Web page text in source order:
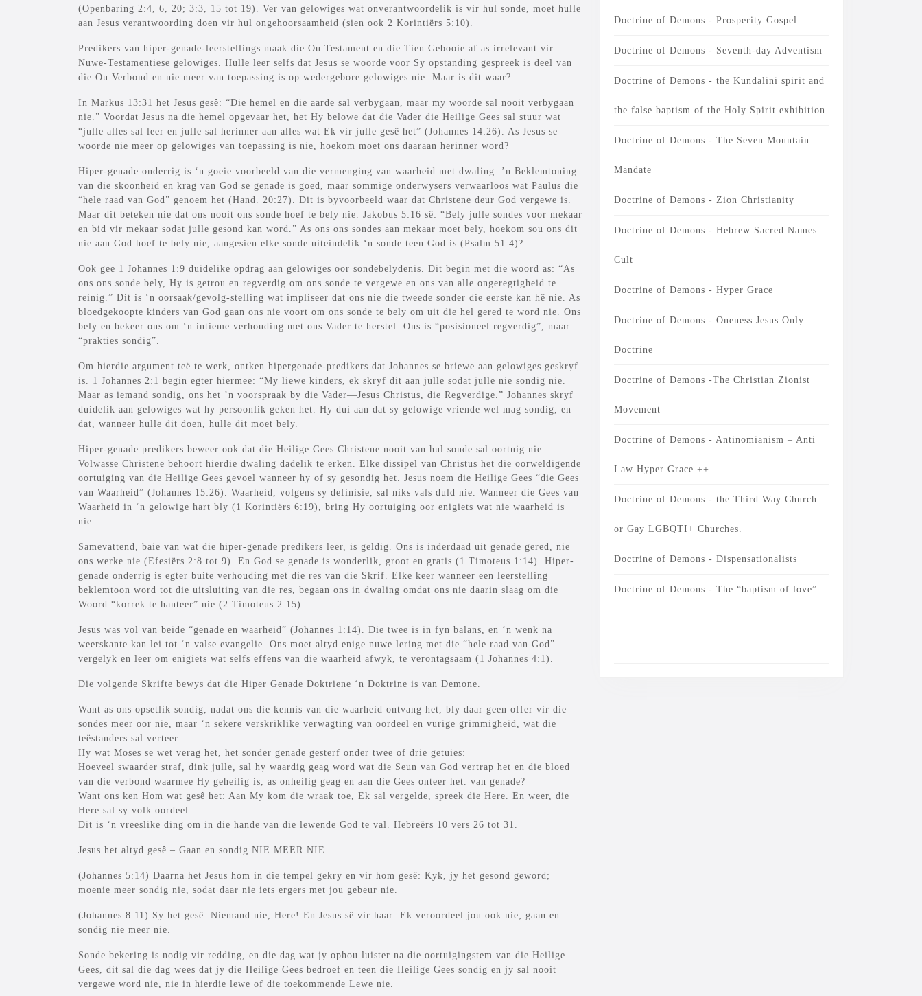
(Openbaring 2:4, 6, 20; 3:3, 15 tot 19). Ver van gelowiges wat onverantwoordelik is vir hul sonde, moet hulle
aan Jesus verantwoording doen vir hul ongehoorsaamheid (sien ook 2 Korintiërs 5:10).
Predikers van hiper-genade-leerstellings maak die Ou Testament en die Tien Gebooie af as irrelevant vir
Nuwe-Testamentiese gelowiges. Hulle leer selfs dat Jesus se woorde voor Sy opstanding gespreek is deel van
die Ou Verbond en nie meer van toepassing is op wedergebore gelowiges nie. Maar is dit waar?
In Markus 13:31 het Jesus gesê: “Die hemel en die aarde sal verbygaan, maar my woorde sal nooit verbygaan
nie.” Voordat Jesus na die hemel opgevaar het, het Hy belowe dat die Vader die Heilige Gees sal stuur wat
“julle alles sal leer en julle sal herinner aan alles wat Ek vir julle gesê het” (Johannes 14:26). As Jesus se
woorde nie meer op gelowiges van toepassing is nie, hoekom moet ons daaraan herinner word?
Hiper-genade onderrig is ‘n goeie voorbeeld van die vermenging van waarheid met dwaling. ’n Beklemtoning
van die skoonheid en krag van God se genade is goed, maar sommige onderwysers verwaarloos wat Paulus die
“hele raad van God” genoem het (Hand. 20:27). Dit is byvoorbeeld waar dat Christene deur God vergewe is.
Maar dit beteken nie dat ons nooit ons sonde hoef te bely nie. Jakobus 5:16 sê: “Bely julle sondes voor mekaar
en bid vir mekaar sodat julle gesond kan word.” As ons ons sondes aan mekaar moet bely, hoekom sou ons dit
nie aan God hoef te bely nie, aangesien elke sonde uiteindelik ‘n sonde teen God is (Psalm 51:4)?
Ook gee 1 Johannes 1:9 duidelike opdrag aan gelowiges oor sondebelydenis. Dit begin met die woord as: “As
ons ons sonde bely, Hy is getrou en regverdig om ons sonde te vergewe en ons van alle ongeregtigheid te
reinig.” Dit is ‘n oorsaak/gevolg-stelling wat impliseer dat ons nie die tweede sonder die eerste kan hê nie. As
bloedgekoopte kinders van God gaan ons nie voort om ons sonde te bely om uit die hel gered te word nie. Ons
bely en bekeer ons om ‘n intieme verhouding met ons Vader te herstel. Ons is “posisioneel regverdig”, maar
“prakties sondig”.
Om hierdie argument teë te werk, ontken hipergenade-predikers dat Johannes se briewe aan gelowiges geskryf
is. 1 Johannes 2:1 begin egter hiermee: “My liewe kinders, ek skryf dit aan julle sodat julle nie sondig nie.
Maar as iemand sondig, ons het ’n voorspraak by die Vader—Jesus Christus, die Regverdige.” Johannes skryf
duidelik aan gelowiges wat hy persoonlik geken het. Hy dui aan dat sy gelowige vriende wel mag sondig, en
dat, wanneer hulle dit doen, hulle dit moet bely.
Hiper-genade predikers beweer ook dat die Heilige Gees Christene nooit van hul sonde sal oortuig nie.
Volwasse Christene behoort hierdie dwaling dadelik te erken. Elke dissipel van Christus het die oorweldigende
oortuiging van die Heilige Gees gevoel wanneer hy of sy gesondig het. Jesus noem die Heilige Gees “die Gees
van Waarheid” (Johannes 15:26). Waarheid, volgens sy definisie, sal niks vals duld nie. Wanneer die Gees van
Waarheid in ‘n gelowige hart bly (1 Korintiërs 6:19), bring Hy oortuiging oor enigiets wat nie waarheid is
nie.
Samevattend, baie van wat die hiper-genade predikers leer, is geldig. Ons is inderdaad uit genade gered, nie
ons werke nie (Efesiërs 2:8 tot 9). En God se genade is wonderlik, groot en gratis (1 Timoteus 1:14). Hiper-
genade onderrig is egter buite verhouding met die res van die Skrif. Elke keer wanneer een leerstelling
beklemtoon word tot die uitsluiting van die res, begaan ons in dwaling omdat ons nie daarin slaag om die
Woord “korrek te hanteer” nie (2 Timoteus 2:15).
Jesus was vol van beide “genade en waarheid” (Johannes 1:14). Die twee is in fyn balans, en ‘n wenk na
weerskante kan lei tot ‘n valse evangelie. Ons moet altyd enige nuwe lering met die “hele raad van God”
vergelyk en leer om enigiets wat selfs effens van die waarheid afwyk, te verontagsaam (1 Johannes 4:1).
Die volgende Skrifte bewys dat die Hiper Genade Doktriene ‘n Doktrine is van Demone.
Want as ons opsetlik sondig, nadat ons die kennis van die waarheid ontvang het, bly daar geen offer vir die
sondes meer oor nie, maar ‘n sekere verskriklike verwagting van oordeel en vurige grimmigheid, wat die
teëstanders sal verteer.
Hy wat Moses se wet verag het, het sonder genade gesterf onder twee of drie getuies:
Hoeveel swaarder straf, dink julle, sal hy waardig geag word wat die Seun van God vertrap het en die bloed
van die verbond waarmee Hy geheilig is, as onheilig geag en aan die Gees onteer het. van genade?
Want ons ken Hom wat gesê het: Aan My kom die wraak toe, Ek sal vergelde, spreek die Here. En weer, die
Here sal sy volk oordeel.
Dit is ‘n vreeslike ding om in die hande van die lewende God te val. Hebreërs 10 vers 26 tot 31.
Jesus het altyd gesê – Gaan en sondig NIE MEER NIE.
(Johannes 5:14) Daarna het Jesus hom in die tempel gekry en vir hom gesê: Kyk, jy het gesond geword;
moenie meer sondig nie, sodat daar nie iets ergers met jou gebeur nie.
(Johannes 8:11) Sy het gesê: Niemand nie, Here! En Jesus sê vir haar: Ek veroordeel jou ook nie; gaan en
sondig nie meer nie.
Sonde bekering is nodig vir redding, en die dag wat jy ophou luister na die oortuigingstem van die Heilige
Gees, dit sal die dag wees dat jy die Heilige Gees bedroef en teen die Heilige Gees sondig en jy sal nooit
vergewe word nie, nie in hierdie lewe of die toekommende Lewe nie.
Doctrine of Demons - Prosperity Gospel
Doctrine of Demons - Seventh-day Adventism
Doctrine of Demons - the Kundalini spirit and
the false baptism of the Holy Spirit exhibition.
Doctrine of Demons - The Seven Mountain
Mandate
Doctrine of Demons - Zion Christianity
Doctrine of Demons - Hebrew Sacred Names
Cult
Doctrine of Demons - Hyper Grace
Doctrine of Demons - Oneness Jesus Only
Doctrine
Doctrine of Demons -The Christian Zionist
Movement
Doctrine of Demons - Antinomianism – Anti
Law Hyper Grace ++
Doctrine of Demons - the Third Way Church
or Gay LGBQTI+ Churches.
Doctrine of Demons - Dispensationalists
Doctrine of Demons - The “baptism of love”